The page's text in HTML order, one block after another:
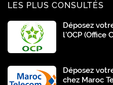
LES PLUS CONSULTÉS
Déposez
l’OCP (Office
Déposez
chez Maroc